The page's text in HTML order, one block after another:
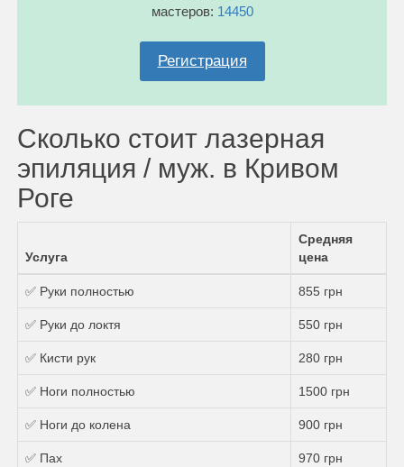
мастеров: 14450
Регистрация
Сколько стоит лазерная
эпиляция / муж. в Кривом
Роге
Услуга
Средняя
цена
✅ Руки полностью 855 грн
✅ Руки до локтя 550 грн
✅ Кисти рук 280 грн
✅ Ноги полностью 1500 грн
✅ Ноги до колена 900 грн
✅ Пах 970 грн